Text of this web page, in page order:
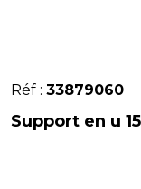
Réf : 33879060
Support en u